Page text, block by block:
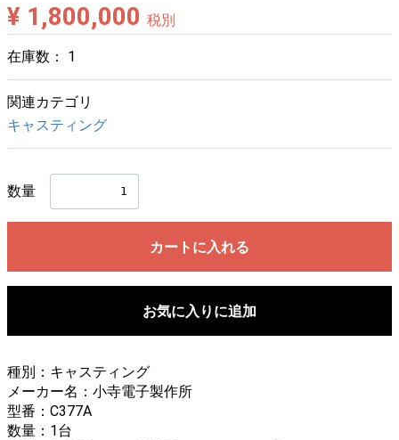
¥ 1,800,000 税別
在庫数： 1
関連カテゴリ
キャスティング
数量
カートに入れる
お気に入りに追加
種別：キャスティング
メーカー名：小寺電子製作所
型番：C377A
数量：1台